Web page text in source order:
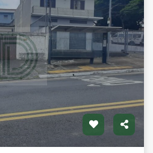
Apartamento
Vila Sônia - São
3
1
3
Á.Total: